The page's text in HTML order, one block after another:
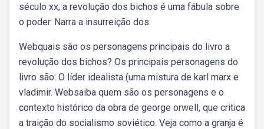
século xx, a revolução dos bichos é uma fábula sobre
o poder. Narra a insurreição dos.
Webquais são os personagens principais do livro a
revolução dos bichos? Os principais personagens do
livro são: O líder idealista (uma mistura de karl marx e
vladimir. Websaiba quem são os personagens e o
contexto histórico da obra de george orwell, que critica
a traição do socialismo soviético. Veja como a granja é